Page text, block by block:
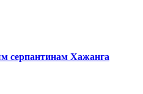
серпантинам Хажанга